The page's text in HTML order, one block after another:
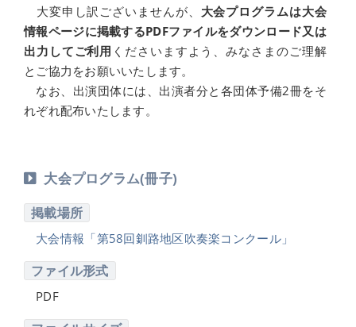
大変申し訳ございませんが、 大会プログラムは大会
情報ページに掲載するPDFファイルをダウンロード又は
出力してご利用 くださいますよう、みなさまのご理解
とご協力をお願いいたします。
なお、出演団体には、出演者分と各団体予備2冊をそ
れぞれ配布いたします。
大会プログラム(冊子)
掲載場所
大会情報「第58回釧路地区吹奏楽コンクール」
ファイル形式
PDF